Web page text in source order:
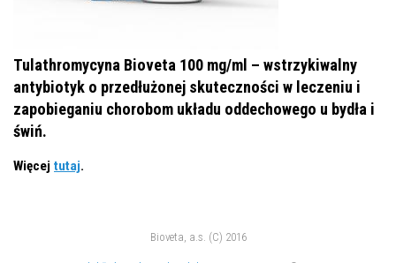
Tulathromycyna Bioveta 100 mg/ml – wstrzykiwalny
antybiotyk o przedłużonej skuteczności w leczeniu i
zapobieganiu chorobom układu oddechowego u bydła i
świń.
Więcej tutaj.
Bioveta, a.s. (C) 2016